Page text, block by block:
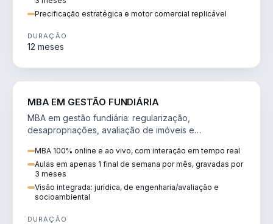
Precificação estratégica e motor comercial replicável
DURAÇÃO
12 meses
MBA EM GESTÃO FUNDIÁRIA
MBA em gestão fundiária: regularização,
desapropriações, avaliação de imóveis e
MBA 100% online e ao vivo, com interação em tempo real
Aulas em apenas 1 final de semana por mês, gravadas por
3 meses
Visão integrada: jurídica, de engenharia/avaliação e
socioambiental
DURAÇÃO